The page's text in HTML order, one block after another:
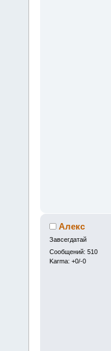
Алекс
Завсегдатай
Сообщений: 510
Karma: +0/-0